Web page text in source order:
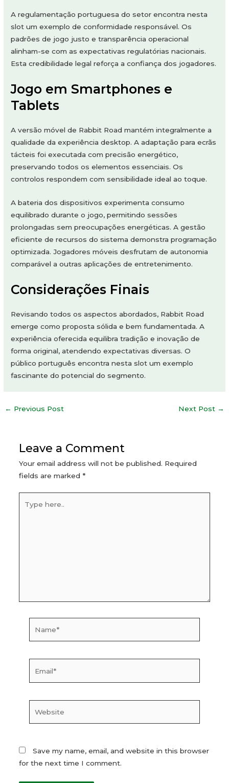
A regulamentação portuguesa do setor encontra nesta
slot um exemplo de conformidade responsável. Os
padrões de jogo justo e transparência operacional
alinham-se com as expectativas regulatórias nacionais.
Esta credibilidade legal reforça a confiança dos jogadores.
Jogo em Smartphones e
Tablets
A versão móvel de Rabbit Road mantém integralmente a
qualidade da experiência desktop. A adaptação para ecrãs
tácteis foi executada com precisão energético,
preservando todos os elementos essenciais. Os
controlos respondem com sensibilidade ideal ao toque.
A bateria dos dispositivos experimenta consumo
equilibrado durante o jogo, permitindo sessões
prolongadas sem preocupações energéticas. A gestão
eficiente de recursos do sistema demonstra programação
optimizada. Jogadores móveis desfrutam de autonomia
comparável a outras aplicações de entretenimento.
Considerações Finais
Revisando todos os aspectos abordados, Rabbit Road
emerge como proposta sólida e bem fundamentada. A
experiência oferecida equilibra tradição e inovação de
forma original, atendendo expectativas diversas. O
público português encontra nesta slot um exemplo
fascinante do potencial do segmento.
Post
← Previous Post Next Post →
Leave a Comment
Your email address will not be published. Required
fields are marked *
here..
Save my name, email, and website in this browser
for the next time I comment.